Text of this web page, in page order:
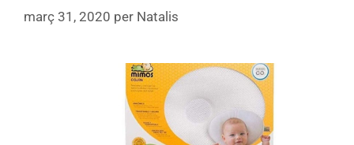
març 31, 2020 per Natalis